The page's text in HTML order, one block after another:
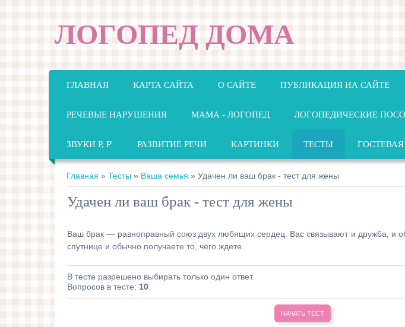
ЛОГОПЕД ДОМА
ГЛАВНАЯ КАРТА САЙТА О САЙТЕ ПУБЛИКАЦИЯ НА САЙТЕ
РЕЧЕВЫЕ НАРУШЕНИЯ МАМА - ЛОГОПЕД ЛОГОПЕДИЧЕСКИЕ
ЗВУКИ Р, Р' РАЗВИТИЕ РЕЧИ КАРТИНКИ ТЕСТЫ ГОСТЕВАЯ
Главная » Тесты » Ваша семья » Удачен ли ваш брак - тест для жены
Удачен ли ваш брак - тест для жены
Ваш брак — равноправный союз двух любящих сердец. Вас связывают и дружба, и
спутнице и обычно получаете то, чего ждете.
В тесте разрешено выбирать только один ответ.
Вопросов в тесте: 10